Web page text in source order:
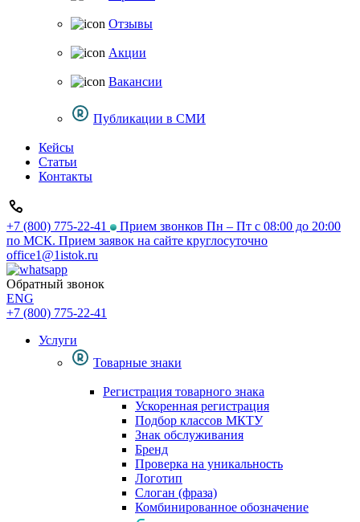
Отзывы
Акции
Вакансии
Публикации в СМИ
Кейсы
Статьи
Контакты
+7 (800) 775-22-41
Прием звонков Пн – Пт с 08:00 до 20:00
по МСК. Прием заявок на сайте круглосуточно
office1@1istok.ru
Обратный звонок
ENG
+7 (800) 775-22-41
Услуги
Товарные знаки
Регистрация товарного знака
Ускоренная регистрация
Подбор классов МКТУ
Знак обслуживания
Бренд
Проверка на уникальность
Логотип
Слоган (фраза)
Комбинированное обозначение